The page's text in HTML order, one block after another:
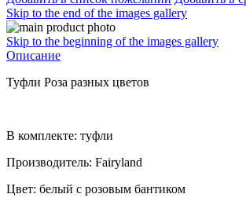
Skip to the end of the images gallery
Skip to the beginning of the images gallery
Описание
Туфли Роза разных цветов
В комплекте: туфли
Производитель: Fairyland
Цвет: белый с розовым бантиком